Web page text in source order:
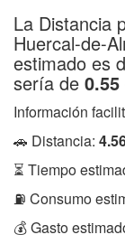
La Distancia
Huercal-de-
estimado es
sería de
Información
🚗 Distancia:
⏳ Tiempo
⛽ Consumo
💰 Gasto